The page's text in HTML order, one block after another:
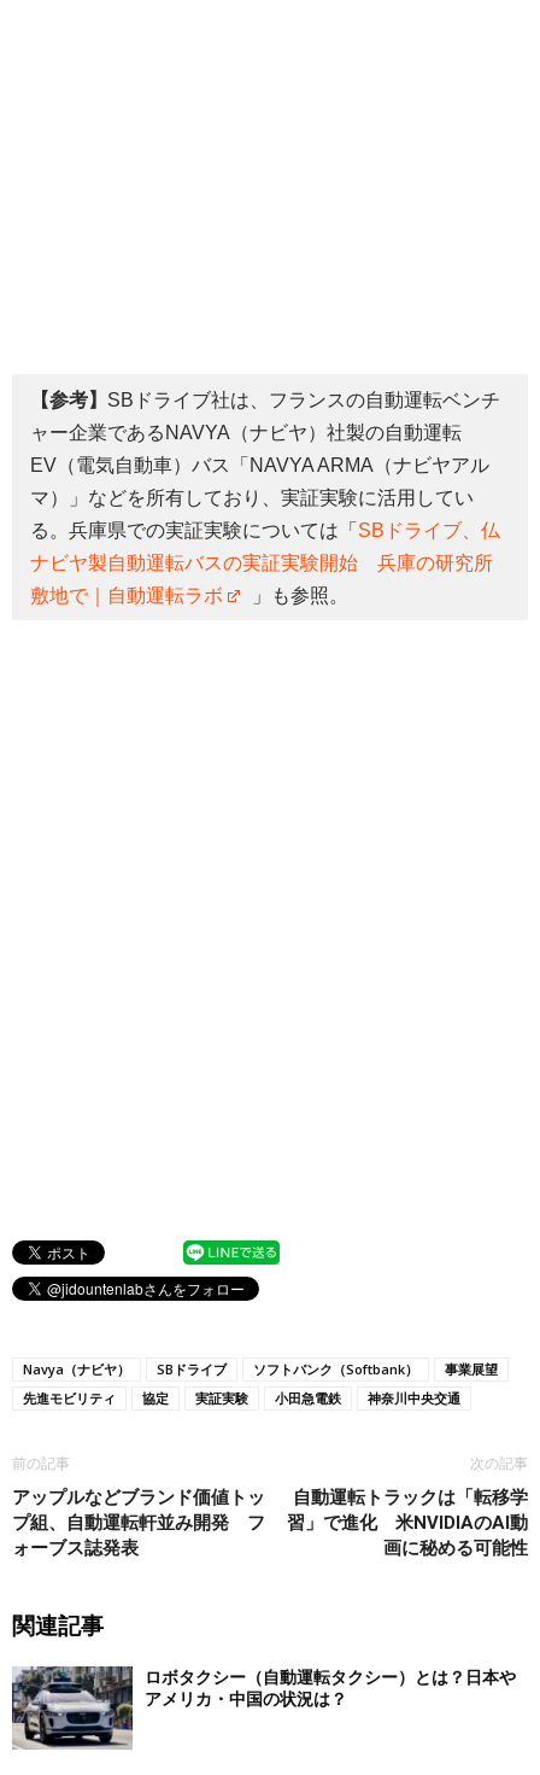
【参考】 SBドライブ社は、フランスの自動運転ベンチ
ャー企業であるNAVYA（ナビヤ）社製の自動運転
EV（電気自動車）バス「NAVYA ARMA（ナビヤアル
マ）」などを所有しており、実証実験に活用してい
る。兵庫県での実証実験については「 SBドライブ、仏
ナビヤ製自動運転バスの実証実験開始 兵庫の研究所
敷地で｜自動運転ラボ
」も参照。
Navya（ナビヤ） SBドライブ ソフトバンク（Softbank）
事業展望
先進モビリティ
協定 実証実験 小田急電鉄 神奈川中央交通
前の記事
アップルなどブランド価値トッ
プ組、自動運転軒並み開発 フ
ォーブス誌発表
次の記事
自動運転トラックは「転移学
習」で進化 米NVIDIAのAI動
画に秘める可能性
関連記事
ロボタクシー（自動運転タクシー）とは？日本や
アメリカ・中国の状況は？